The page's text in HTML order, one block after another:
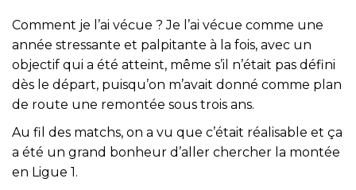
Comment je l’ai vécue ? Je l’ai vécue comme une
année stressante et palpitante à la fois, avec un
objectif qui a été atteint, même s’il n’était pas défini
dès le départ, puisqu’on m’avait donné comme plan
de route une remontée sous trois ans.
Au fil des matchs, on a vu que c’était réalisable et ça
a été un grand bonheur d’aller chercher la montée
en Ligue 1.